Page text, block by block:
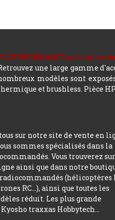
PERFORMANCE spécialiste
une large gamme
modèles sont
et brushless. Pièce
sur notre site de vente en
sommes spécialisés dans la
Vous trouverez sur
ainsi que dans notre
(hélicoptères
RC…), ainsi que toutes les
réduit. Les plus grande
traxxas Hobbytech...